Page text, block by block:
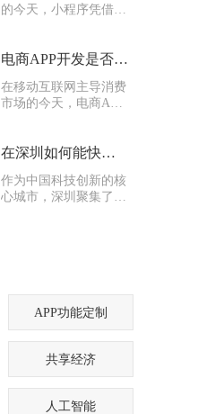
的今天，小程序凭借轻
打通线上渠道、沉淀私
论是初创商户还是成熟
企业，都纷纷布局小程
电商APP开发是否要多做营销功能
在移动互联网主导消费
市场的今天，电商APP
体。不少企业在开发电
个两难困境：电商APP
开发是否要多做营销功
在深圳如何能快速找到一家优质的软件定制外包公司
作为中国科技创新的核
心城市，深圳聚集了海
司时，常常陷入“选择
APP功能定制
共享经济
人工智能